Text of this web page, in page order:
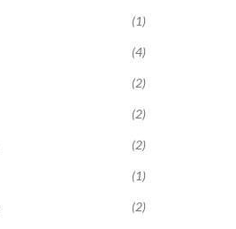
(1)
(4)
(2)
(2)
(2)
(1)
(2)